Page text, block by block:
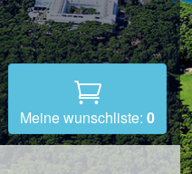
Meine wunschliste: 0